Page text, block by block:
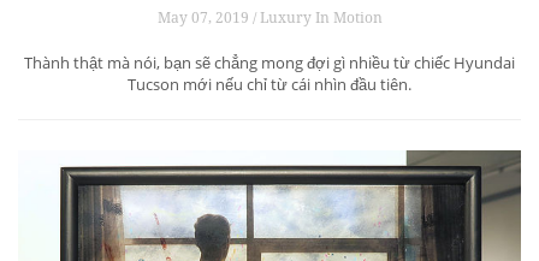
May 07, 2019 / Luxury In Motion
Thành thật mà nói, bạn sẽ chẳng mong đợi gì nhiều từ chiếc Hyundai
Tucson mới nếu chỉ từ cái nhìn đầu tiên.